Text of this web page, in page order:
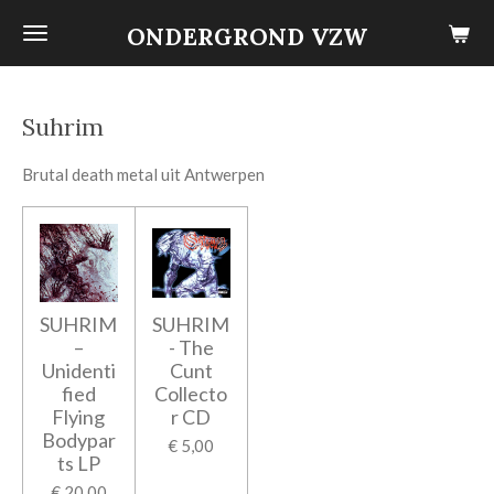
Ga
ONDERGROND VZW
Suhrim
Brutal death metal uit Antwerpen
SUHRIM
–
Unidenti
fied
Flying
Bodypar
ts LP
SUHRIM
- The
Cunt
Collecto
r CD
€ 5,00